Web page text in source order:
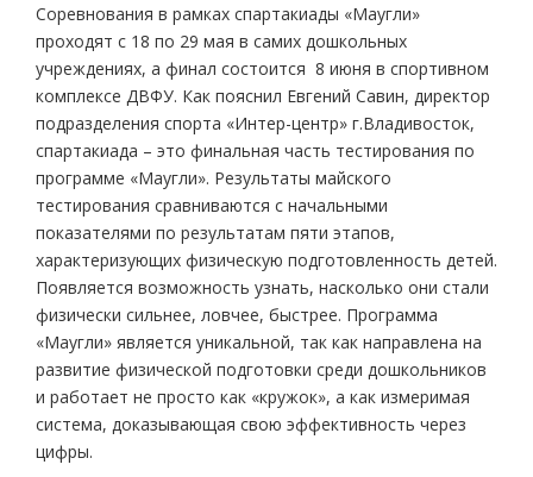
Соревнования в рамках спартакиады «Маугли»
проходят с 18 по 29 мая в самих дошкольных
учреждениях, а финал состоится 8 июня в спортивном
комплексе ДВФУ. Как пояснил Евгений Савин, директор
подразделения спорта «Интер-центр» г.Владивосток,
спартакиада – это финальная часть тестирования по
программе «Маугли». Результаты майского
тестирования сравниваются с начальными
показателями по результатам пяти этапов,
характеризующих физическую подготовленность детей.
Появляется возможность узнать, насколько они стали
физически сильнее, ловчее, быстрее. Программа
«Маугли» является уникальной, так как направлена на
развитие физической подготовки среди дошкольников
и работает не просто как «кружок», а как измеримая
система, доказывающая свою эффективность через
цифры.